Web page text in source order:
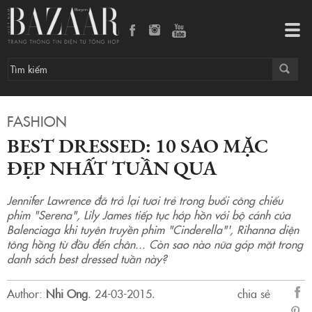
FASHION
BEST DRESSED: 10 SAO MẶC
ĐẸP NHẤT TUẦN QUA
Jennifer Lawrence đã trở lại tươi trẻ trong buổi công chiếu
phim "Serena", Lily James tiếp tục hớp hồn với bộ cánh của
Balenciaga khi tuyên truyền phim "Cinderella"', Rihanna diện
tông hồng từ đầu đến chân... Còn sao nào nữa góp mặt trong
danh sách best dressed tuần này?
Author: Nhi Ong. 24-03-2015.
chia sẻ
Best dressed: 10 sao mặc đẹp nhất tuần qua